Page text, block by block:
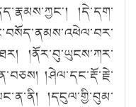
།དེ་དག་
།ནོར་བུ་ཡུངས་ཀར་
།ཤེལ་དང་རྡོ་རྗེ་
།དངུལ་གྱི་བུམ་